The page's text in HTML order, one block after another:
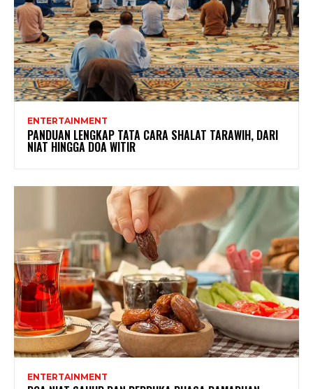
ENTERTAINMENT
PANDUAN LENGKAP TATA CARA SHALAT TARAWIH, DARI
NIAT HINGGA DOA WITIR
ENTERTAINMENT